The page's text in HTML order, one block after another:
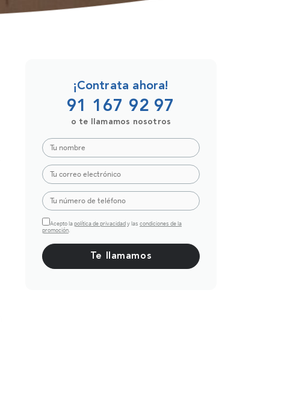
¡Contrata ahora!
91 167 92 97
o te llamamos nosotros
Acepto la política de privacidad y las condiciones de la
promoción.
Por favor, deja este campo vacío.